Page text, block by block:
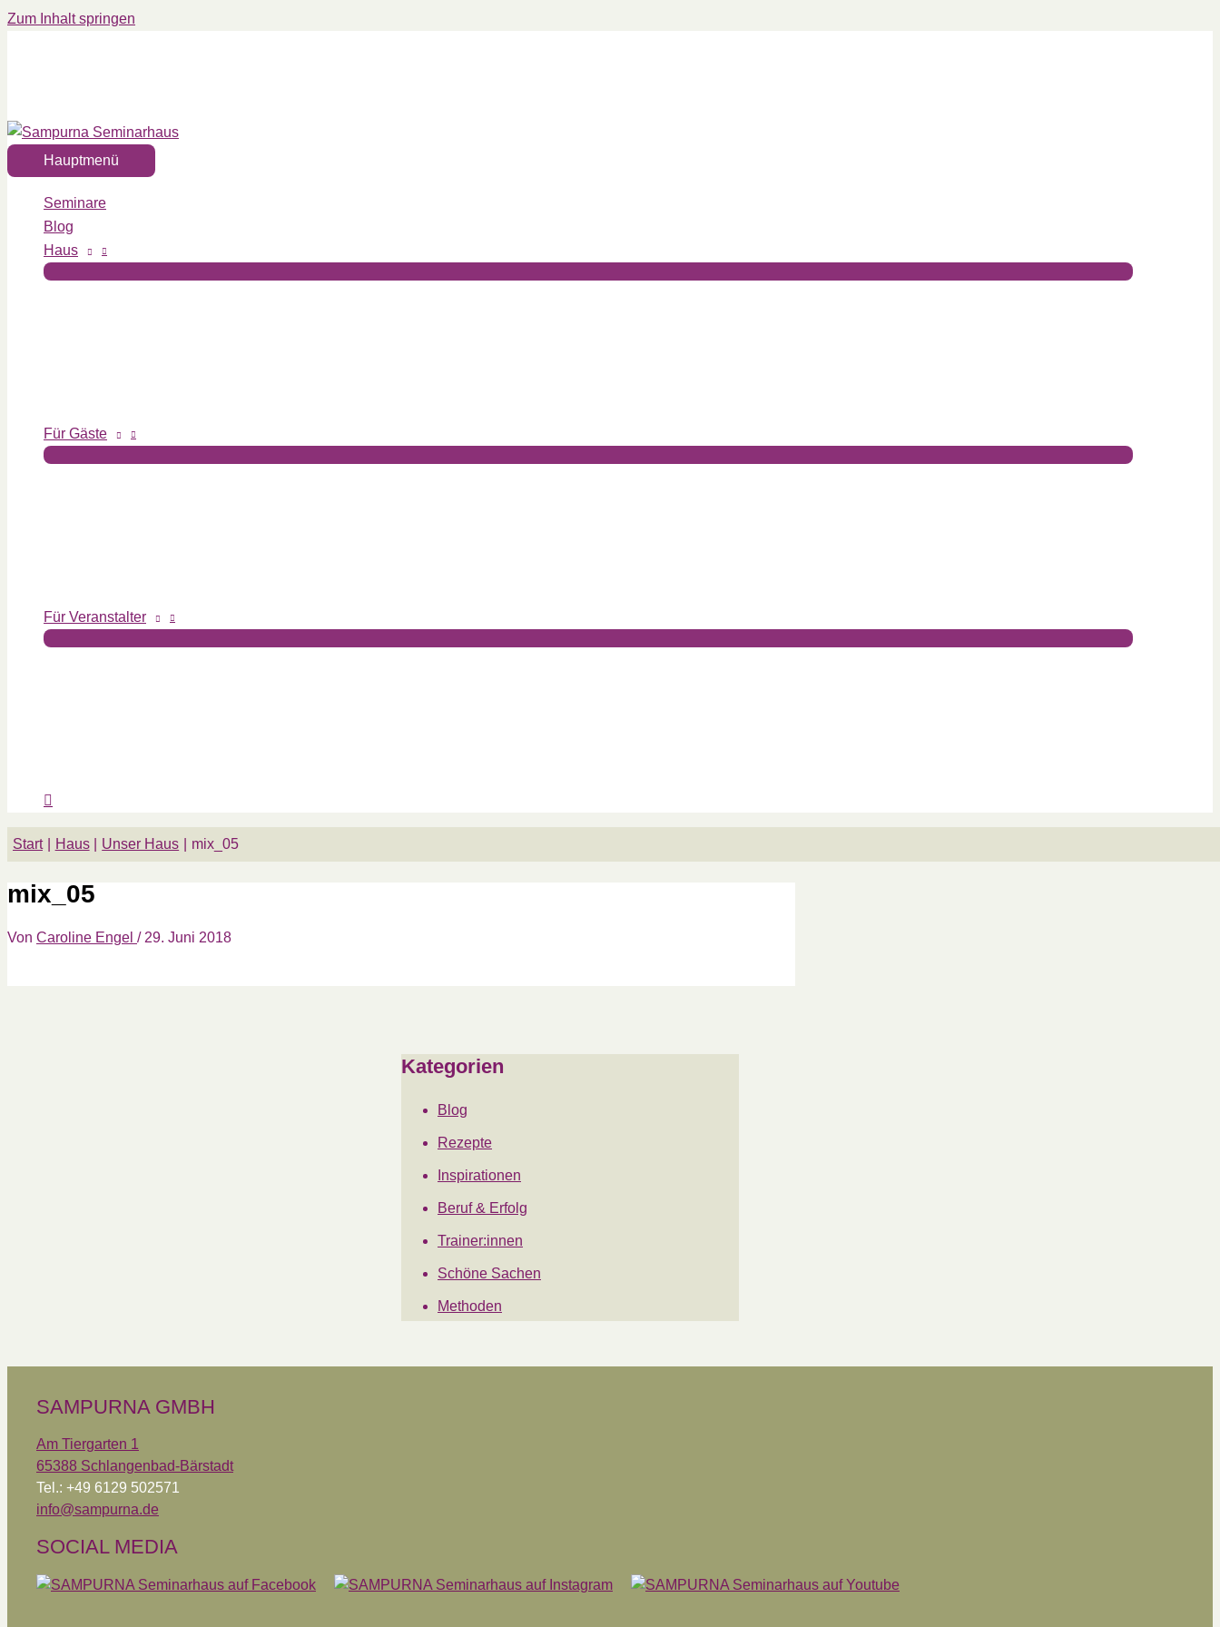
Zum Inhalt springen
Hauptmenü
Seminare
Blog
Haus
Für Gäste
Für Veranstalter
Start Haus Unser Haus mix_05
mix_05
Von Caroline Engel / 29. Juni 2018
Kategorien
Blog
Rezepte
Inspirationen
Beruf & Erfolg
Trainer:innen
Schöne Sachen
Methoden
SAMPURNA GMBH
Am Tiergarten 1
65388 Schlangenbad-Bärstadt
Tel.: +49 6129 502571
info@sampurna.de
SOCIAL MEDIA